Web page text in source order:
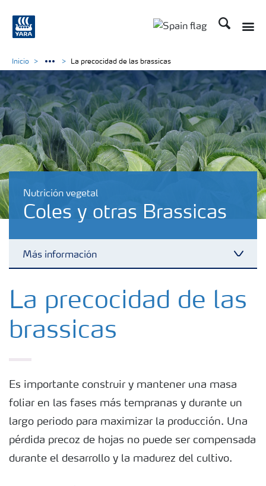
Buscar
Nutrición vegetal
Coles y otras Brassicas
Más información
Herramientas y servicios
Cultivos
Distribuidores
Inicio La precocidad de las brassicas
La precocidad de las
brassicas
Es importante construir y mantener una masa
foliar en las fases más tempranas y durante un
largo periodo para maximizar la producción. Una
pérdida precoz de hojas no puede ser compensada
durante el desarrollo y la madurez del cultivo.